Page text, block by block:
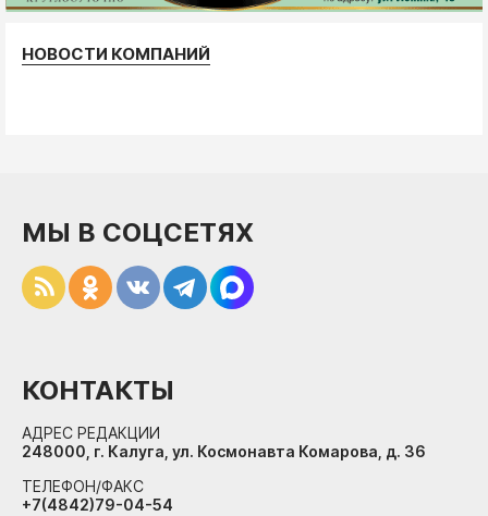
НОВОСТИ КОМПАНИЙ
МЫ В СОЦСЕТЯХ
КОНТАКТЫ
АДРЕС РЕДАКЦИИ
248000, г. Калуга, ул. Космонавта Комарова, д. 36
ТЕЛЕФОН/ФАКС
+7(4842)79-04-54